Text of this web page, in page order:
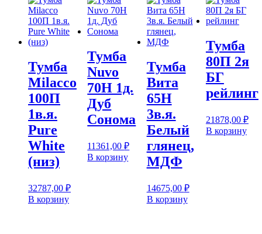
Тумба
Milacco
100П
1в.я.
Pure
White
(низ)
32787,00 ₽
В корзину
Тумба
Nuvo
70Н 1д.
Дуб
Сонома
11361,00₽
В корзину
Тумба
Вита
65Н
3в.я.
Белый
глянец,
МДФ
14675,00 ₽
В корзину
Тумба
80П 2я
БГ
рейлинг
21878,00 ₽
В корзину